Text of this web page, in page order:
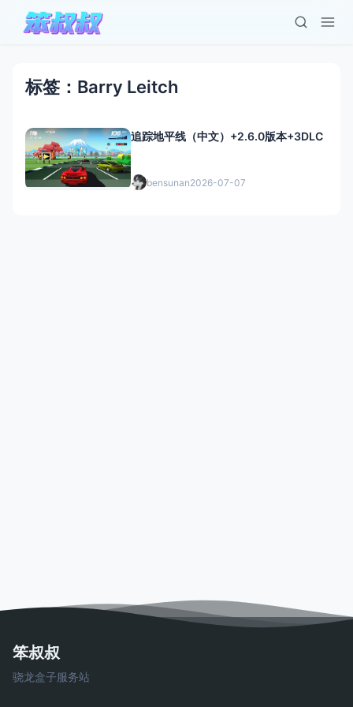
标签：Barry Leitch
追踪地平线（中文）+2.6.0版本+3DLC
bensunan2026-07-07
笨叔叔
骁龙盒子服务站